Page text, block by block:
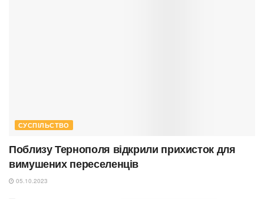
СУСПІЛЬСТВО
Поблизу Тернополя відкрили прихисток для
вимушених переселенців
05.10.2023